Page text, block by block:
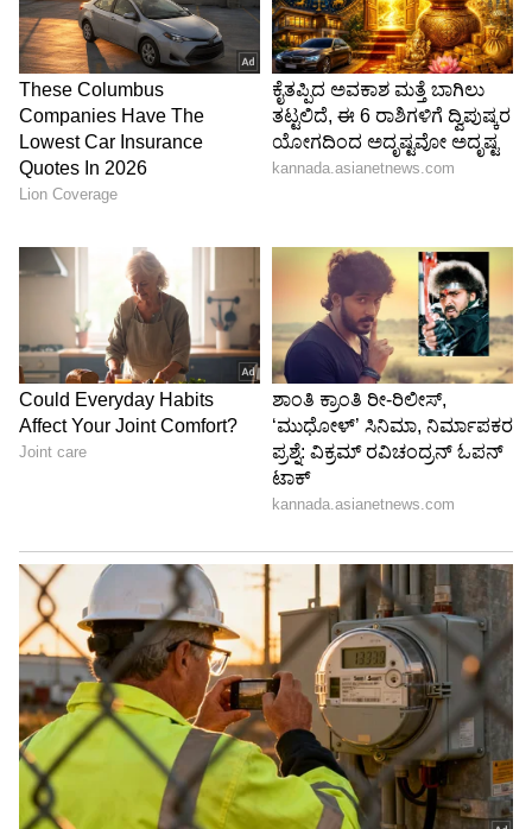
ಬಸ್ ಪಾಸ್, ನ್ಯಾಯಬೆಲೆ ಅಂಗಡಿಗಳ ಸ್ಥಾಪನೆಗಳು ಸಹ
ದೇವರಾಜು ಅರಸು ಅವರ ಕೊಡುಗೆಗಳಾಗಿವೆ. ಶುದ್ಧ ಹಸ್ತ
ರಾಜಕಾರಣಿಯಾಗಿದ್ದ ದೇವರಾಜ ಅರಸು, ಅಧಿಕಾರವನ್ನು
ದುರಪಯೋಗ ಪಡಿಸಿಕೊಂಡು ಹಣ ಸಂಪಾದಿಸಲಿಲ್ಲ. ಅವರು
ತೀರಿಹೋದ ಸಂದರ್ಭದಲ್ಲಿ ಆಸ್ಪತ್ರೆಯ ಬಿಲ್ ಸಹಿತ ಪಾವತಿ
ಮಾಡಲು ಕುಟುಂಬ ವರ್ಗದವರಲ್ಲಿ ಹಣ ಇರಲಿಲ್ಲ. ಅಂದಿನ
ಸಂಸ್ಕಾರ ನೆರವೇರಿಸಲು ಸಹಾಯ ನೀಡಿತು ಎಂದರು.
ಮುಡಾ ತನಿಖೆ ಬಳಿಕ ಸಿದ್ದರಾಮಯ್ಯ ದೋಷಮುಕ್ತರಾದರೆ
ಅವರ ಪಾದ ತೊಳೆವೆ: ಶಾಸಕ ಚನ್ನಬಸಪ್ಪ